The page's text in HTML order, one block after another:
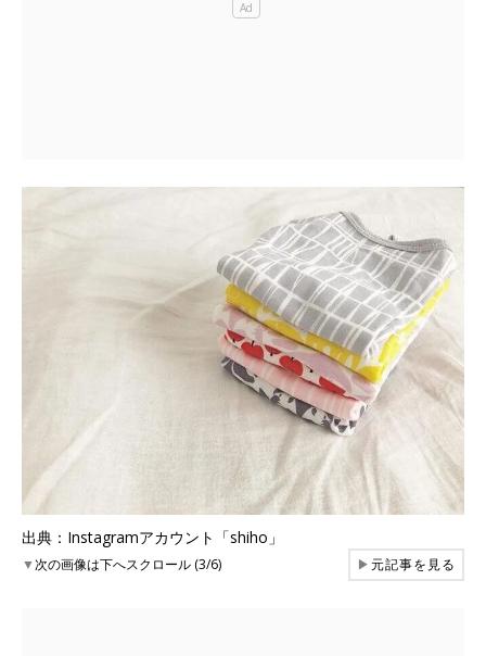
出典：Instagramアカウント「shiho」
▼次の画像は下へスクロール (3/6) ▶元記事を見る